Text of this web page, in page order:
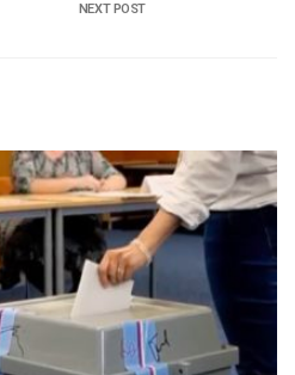
NEXT POST